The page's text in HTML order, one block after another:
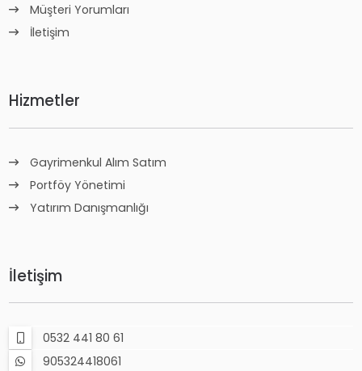
Müşteri Yorumları
İletişim
Hizmetler
Gayrimenkul Alım Satım
Portföy Yönetimi
Yatırım Danışmanlığı
İletişim
0532 441 80 61
905324418061